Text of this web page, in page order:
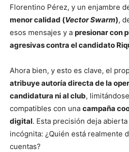
Florentino Pérez, y un enjambre
menor calidad (Vector Swarm),
esos mensajes y a presionar con
agresivas contra el candidato
Ahora bien, y esto es clave, el
atribuye autoría directa de la
candidatura ni al club,
compatibles con una campaña
digital. Esta precisión deja abierta
incógnita: ¿Quién está realmente
cuentas?